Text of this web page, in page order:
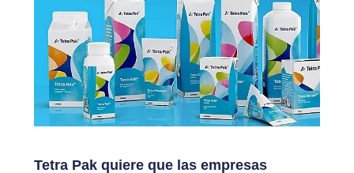
Tetra Pak quiere que las empresas